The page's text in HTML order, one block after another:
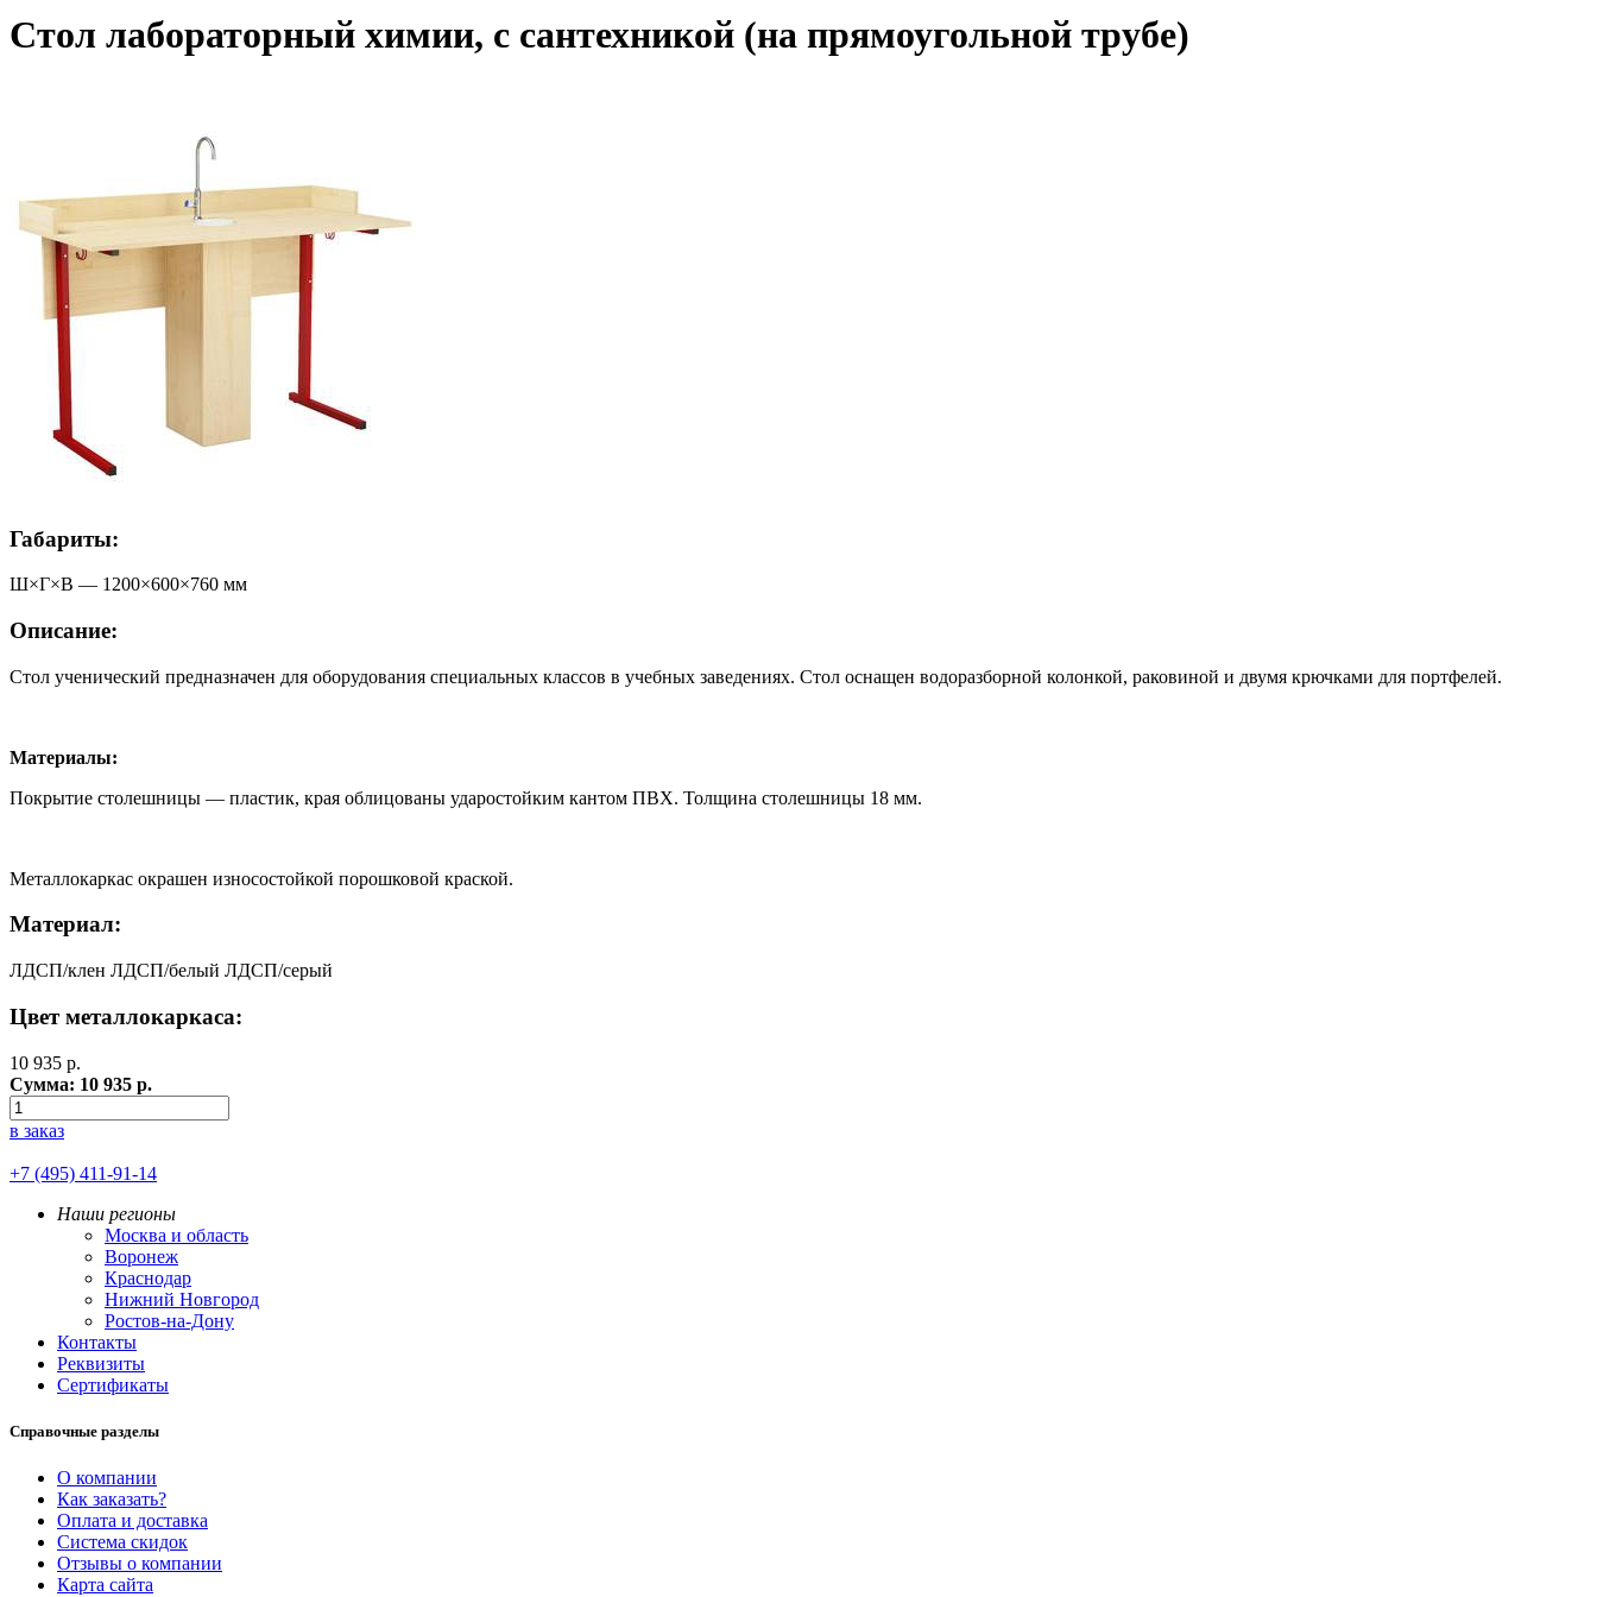
Стол лабораторный химии, с сантехникой (на прямоугольной трубе)
Габариты:
Ш×Г×В — 1200×600×760 мм
Описание:
Стол ученический предназначен для оборудования специальных классов в учебных заведениях. Стол оснащен водоразборной колонкой, раковиной и двумя крючками для портфелей.
Материалы:
Покрытие столешницы — пластик, края облицованы ударостойким кантом ПВХ. Толщина столешницы 18 мм.
Металлокаркас окрашен износостойкой порошковой краской.
Материал:
ЛДСП/клен ЛДСП/белый ЛДСП/серый
Цвет металлокаркаса:
10 935 р.
Сумма: 10 935 р.
в заказ
+7 (495) 411-91-14
Наши регионы
Москва и область
Воронеж
Краснодар
Нижний Новгород
Ростов-на-Дону
Контакты
Реквизиты
Сертификаты
Справочные разделы
О компании
Как заказать?
Оплата и доставка
Система скидок
Отзывы о компании
Карта сайта